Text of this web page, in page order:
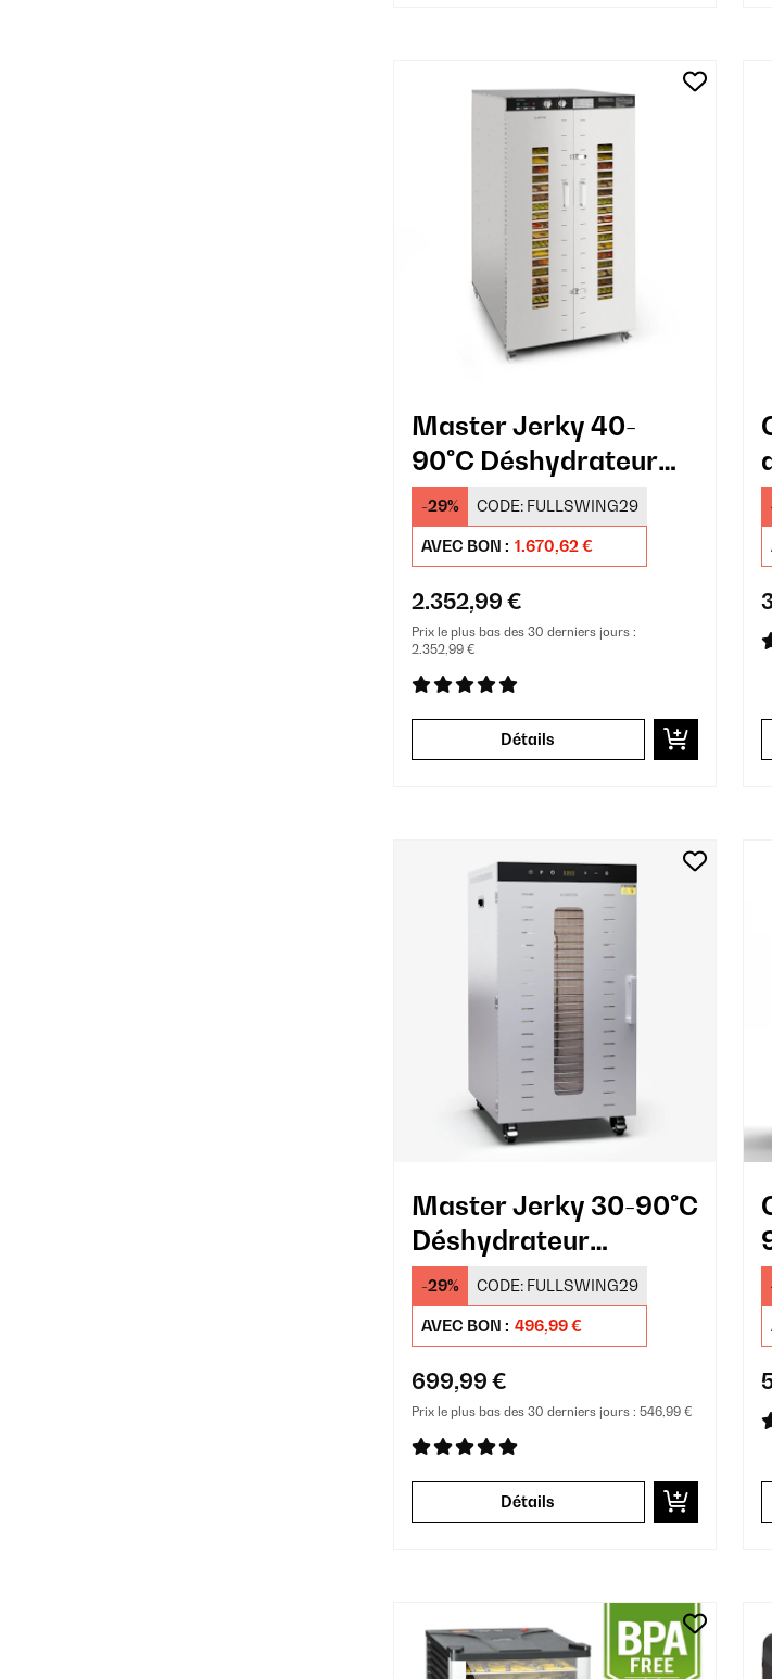
Master Jerky 40-
90°C Déshydrateur
Professionnel 24
Plateaux Argent
-29% CODE: FULLSWING29
AVEC BON : 1.670,62 €
2.352,99 €
Prix le plus bas des 30 derniers jours :
2.352,99 €
Détails
Master Jerky 30-90°C
Déshydrateur
Professionnel 24
Plateaux Argent
-29% CODE: FULLSWING29
AVEC BON : 496,99 €
699,99 €
Prix le plus bas des 30 derniers jours : 546,99 €
Détails